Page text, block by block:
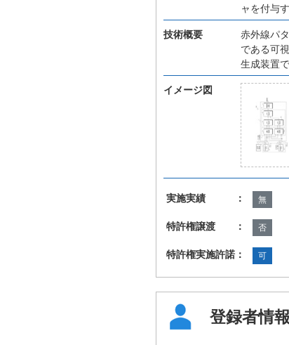
ャを付与
技術概要
赤外線パ
である可
生成装置
イメージ図
実施実績 ： 無
特許権譲渡 ： 否
特許権実施許諾： 可
登録者情報